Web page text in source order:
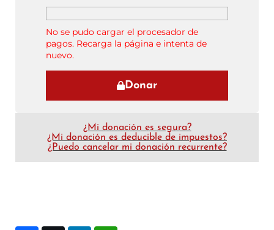
No se pudo cargar el procesador de
pagos. Recarga la página e intenta de
nuevo.
Donar
¿Mi donación es segura?
¿Mi donación es deducible de impuestos?
¿Puedo cancelar mi donación recurrente?